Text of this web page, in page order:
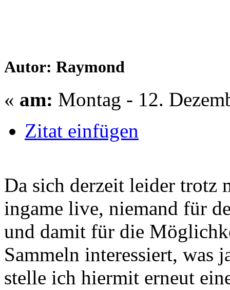
Autor: Raymond
« am: Montag - 12.
Zitat einfügen
Da sich derzeit leider trotz
ingame live, niemand für
und damit für die
Sammeln interessiert, was
stelle ich hiermit erneut